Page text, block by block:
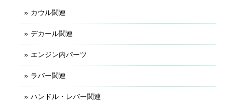
カウル関連
デカール関連
エンジン内パーツ
ラバー関連
ハンドル・レバー関連